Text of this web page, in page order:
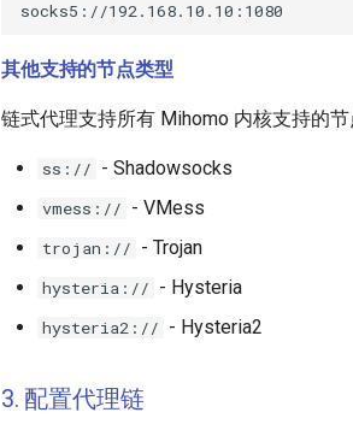
其他支持的节点类型
链式代理支持所有 Mihomo 内核支持的节
ss:// - Shadowsocks
vmess:// - VMess
trojan:// - Trojan
hysteria:// - Hysteria
hysteria2:// - Hysteria2
3. 配置代理链